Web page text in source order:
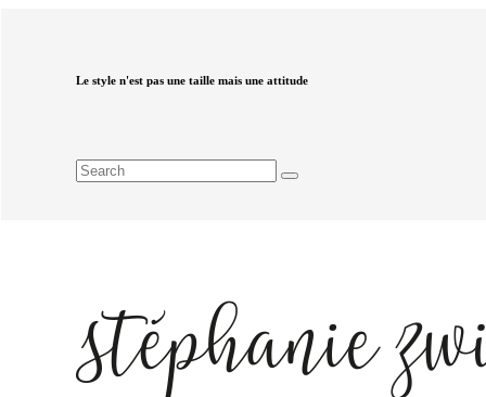
Le style n'est pas une taille mais une attitude